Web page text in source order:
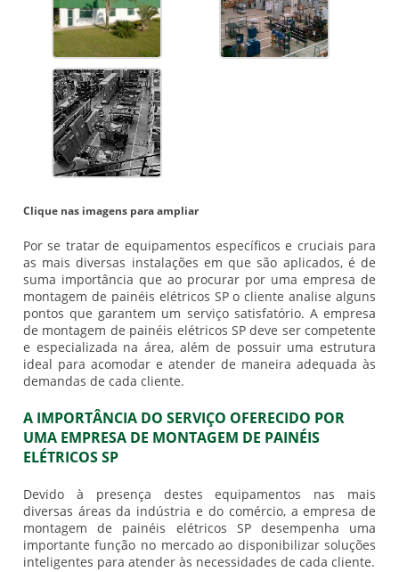
Clique nas imagens para ampliar
Por se tratar de equipamentos específicos e cruciais para
as mais diversas instalações em que são aplicados, é de
suma importância que ao procurar por uma empresa de
montagem de painéis elétricos SP o cliente analise alguns
pontos que garantem um serviço satisfatório. A empresa
de montagem de painéis elétricos SP deve ser competente
e especializada na área, além de possuir uma estrutura
ideal para acomodar e atender de maneira adequada às
demandas de cada cliente.
A IMPORTÂNCIA DO SERVIÇO OFERECIDO POR
UMA EMPRESA DE MONTAGEM DE PAINÉIS
ELÉTRICOS SP
Devido à presença destes equipamentos nas mais
diversas áreas da indústria e do comércio, a empresa de
montagem de painéis elétricos SP desempenha uma
importante função no mercado ao disponibilizar soluções
inteligentes para atender às necessidades de cada cliente.